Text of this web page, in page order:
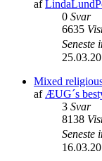
af
0 Svar
6635
Seneste
Mixed
af ÆUG´s
3 Svar
8138
Seneste